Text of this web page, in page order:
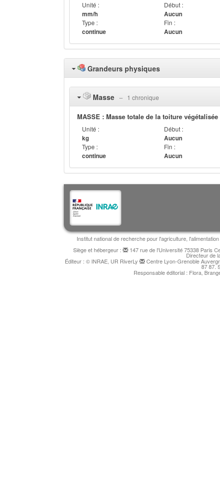
Unité :
mm/h
Type :
continue
Début :
Aucun
Fin :
Aucun
Grandeurs physiques
Masse ‒ 1 chronique
MASSE : Masse totale de la toiture végétalisée
Unité :
kg
Type :
continue
Début :
Aucun
Fin :
Aucun
Institut national de recherche pour l'agriculture,
Siège et hébergeur :
147 rue de l'Université 75338 Paris
Directeur de
Éditeur : © INRAE, UR RiverLy Centre Lyon-Grenoble
87 87.
Responsable éditorial : Flora,